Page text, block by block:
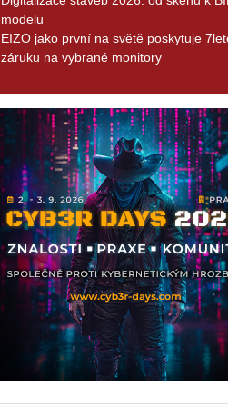
modelu
EIZO jako první na světě poskytuje
záruku na vybrané monitory